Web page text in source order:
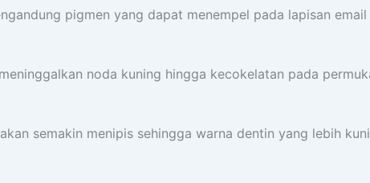
pigmen yang dapat menempel pada lapisan
noda kuning hingga kecokelatan pada
semakin menipis sehingga warna dentin yang lebih